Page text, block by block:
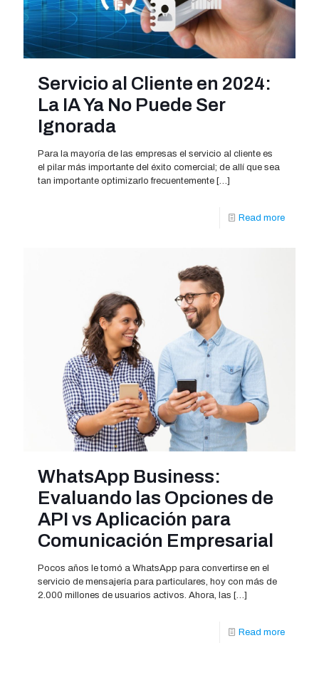
Servicio al Cliente en 2024:
La IA Ya No Puede Ser
Ignorada
Para la mayoría de las empresas el servicio al cliente es
el pilar más importante del éxito comercial; de allí que sea
tan importante optimizarlo frecuentemente […]
Read more
WhatsApp Business:
Evaluando las Opciones de
API vs Aplicación para
Comunicación Empresarial
Pocos años le tomó a WhatsApp para convertirse en el
servicio de mensajería para particulares, hoy con más de
2.000 millones de usuarios activos. Ahora, las […]
Read more